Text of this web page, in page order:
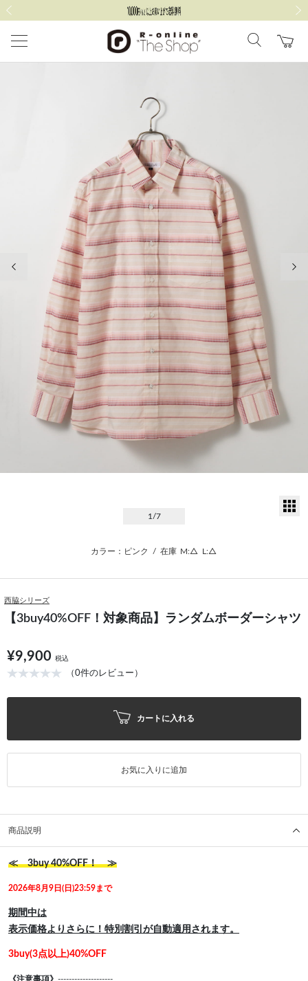
1 /7
カラー：ピンク / 在庫 M:△ L:△
西脇シリーズ
【3buy40%OFF！対象商品】ランダムボーダーシャツ
¥9,900 税込
（0件のレビュー）
カートに入れる
お気に入りに追加
商品説明
≪ 3buy 40%OFF！ ≫
2026年8月9日(日)23:59まで
期間中は
表示価格よりさらに！特別割引が自動適用されます。
3buy(3点以上)40%OFF
《注意事項》 --------------------